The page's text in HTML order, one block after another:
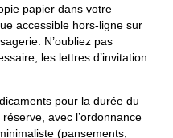
papier dans votre
accessible hors-ligne sur
N’oubliez pas
les lettres d’invitation
pour la durée du
avec l’ordonnance
(pansements,